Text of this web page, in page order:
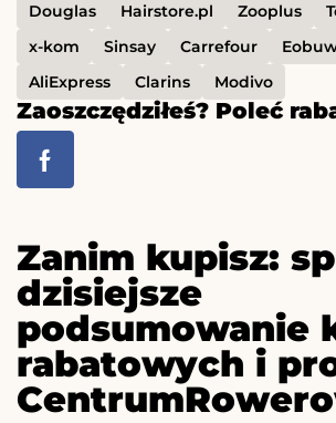
Douglas
Hairstore.pl Zooplus
x-kom
Sinsay Carrefour
AliExpress
Clarins Modivo
Zaoszczędziłeś? Poleć
Zanim kupisz:
dzisiejsze
podsumowanie
rabatowych i